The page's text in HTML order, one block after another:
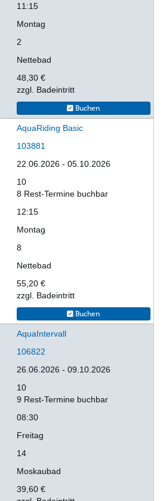
11:15
Montag
2
Nettebad
48,30 €
zzgl. Badeintritt
Buchen
AquaRiding Basic
103881
22.06.2026 - 05.10.2026
10
8 Rest-Termine buchbar
12:15
Montag
8
Nettebad
55,20 €
zzgl. Badeintritt
Buchen
AquaIntervall
106822
26.06.2026 - 09.10.2026
10
9 Rest-Termine buchbar
08:30
Freitag
14
Moskaubad
39,60 €